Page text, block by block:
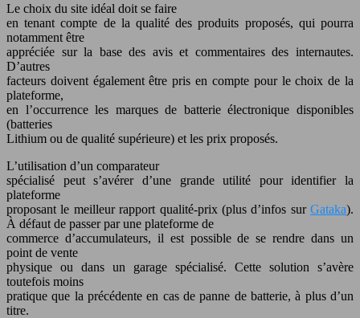
Le choix du site idéal doit se faire
en tenant compte de la qualité des produits proposés, qui pourra
notamment être
appréciée sur la base des avis et commentaires des internautes.
D’autres
facteurs doivent également être pris en compte pour le choix de la
plateforme,
en l’occurrence les marques de batterie électronique disponibles
(batteries
Lithium ou de qualité supérieure) et les prix proposés.
L’utilisation d’un comparateur
spécialisé peut s’avérer d’une grande utilité pour identifier la
plateforme
proposant le meilleur rapport qualité-prix (plus d’infos sur Gataka).
À défaut de passer par une plateforme de
commerce d’accumulateurs, il est possible de se rendre dans un
point de vente
physique ou dans un garage spécialisé. Cette solution s’avère
toutefois moins
pratique que la précédente en cas de panne de batterie, à plus d’un
titre.